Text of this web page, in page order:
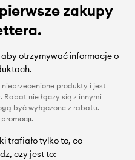
zakupy
aby otrzymywać informacje o
produkty i jest
Rabat nie łączy się z innymi
być wyłączone z rabatu.
.
trafiało tylko to, co
czy jest to: